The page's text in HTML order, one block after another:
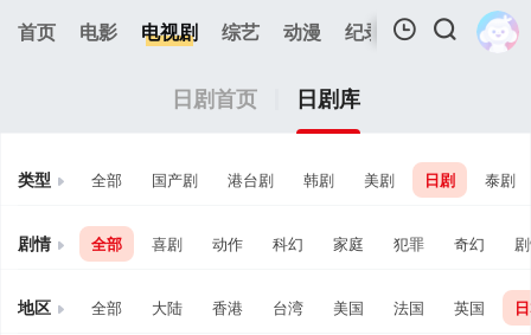
首页 电影 电视剧 综艺 动漫 纪录片 视频短片
我的观影记录
日剧首页 日剧库
类型 全部 国产剧 港台剧 韩剧 美剧 日剧 泰剧
剧情 全部 喜剧 动作 科幻 家庭 犯罪 奇幻
地区 全部 大陆 香港 台湾 美国 法国 英国